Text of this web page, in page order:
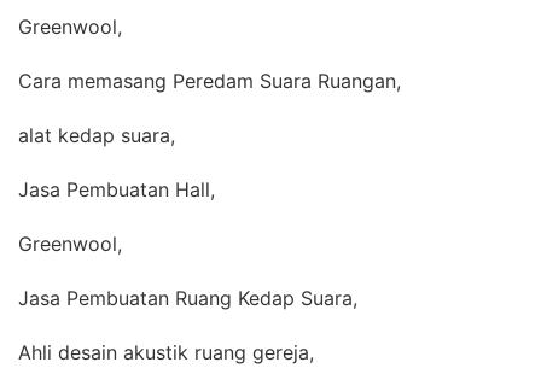
Greenwool,
Cara memasang Peredam Suara Ruangan,
alat kedap suara,
Jasa Pembuatan Hall,
Greenwool,
Jasa Pembuatan Ruang Kedap Suara,
Ahli desain akustik ruang gereja,